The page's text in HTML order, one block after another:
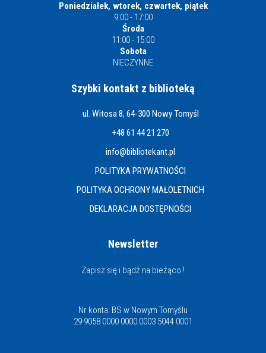
Poniedziałek, wtorek, czwartek, piątek
9:00 - 17:00
Środa
11:00 - 15:00
Sobota
NIECZYNNE
Szybki kontakt z biblioteką
ul. Witosa 8, 64-300 Nowy Tomyśl
+48 61 44 21 270
info@bibliotekant.pl
POLITYKA PRYWATNOŚCI
POLITYKA OCHRONY MAŁOLETNICH
DEKLARACJA DOSTĘPNOŚCI
Newsletter
Zapisz się i bądź na bieżąco !
Nr konta: BS w Nowym Tomyślu
29 9058 0000 0000 0003 5044 0001